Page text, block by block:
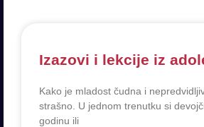
Izazovi i lekcije iz
Kako je mladost čudna i
strašno. U jednom trenutku si
godinu ili